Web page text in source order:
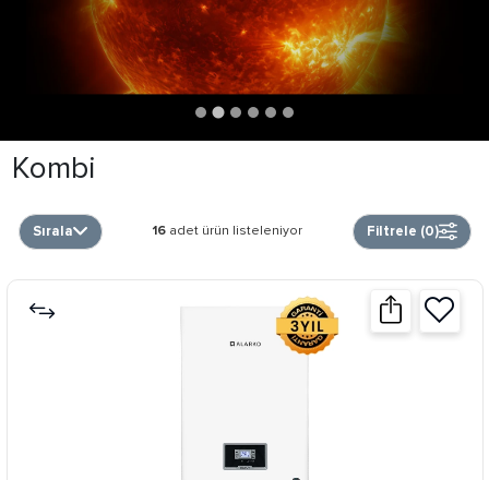
Kombi
Sırala 16adet ürün listeleniyor Filtrele (0)